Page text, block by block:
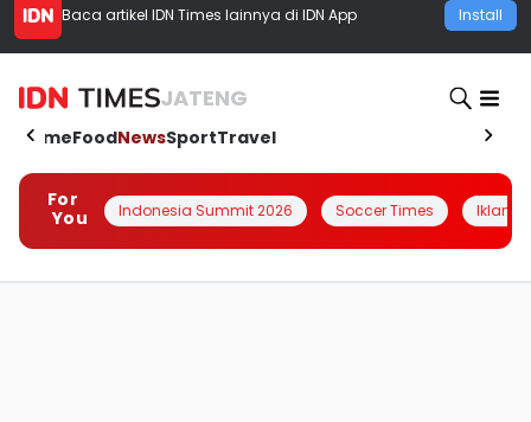
Baca artikel IDN Times lainnya di IDN App Install
JATENG
HomeFoodNewsSportTravel
For
You
Indonesia Summit 2026 Soccer Times Iklanin